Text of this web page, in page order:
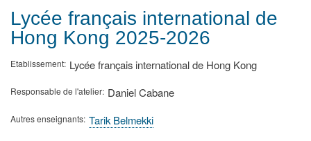
d'Ariane
Lycée français international de
Hong Kong 2025-2026
Etablissement Lycée français international de Hong Kong
Responsable de l'atelier Daniel Cabane
Autres enseignants Tarik Belmekki